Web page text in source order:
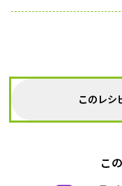
このレシ
こ